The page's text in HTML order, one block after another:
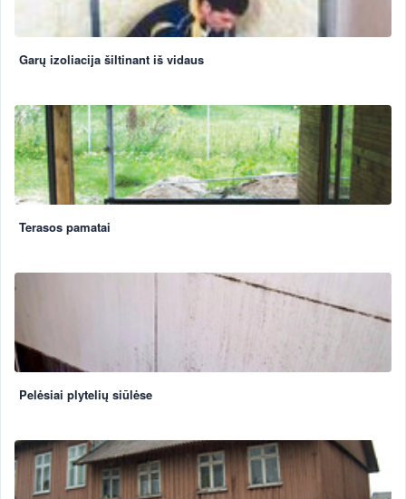
Garų izoliacija šiltinant iš vidaus
Terasos pamatai
Pelėsiai plytelių siūlėse